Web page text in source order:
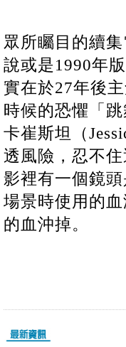
眾所矚目的續
說或是1990年
實在於27年後
時候的恐懼「
卡崔斯坦（
透風險，忍不
影裡有一個鏡
場景時使用的
的血沖掉。